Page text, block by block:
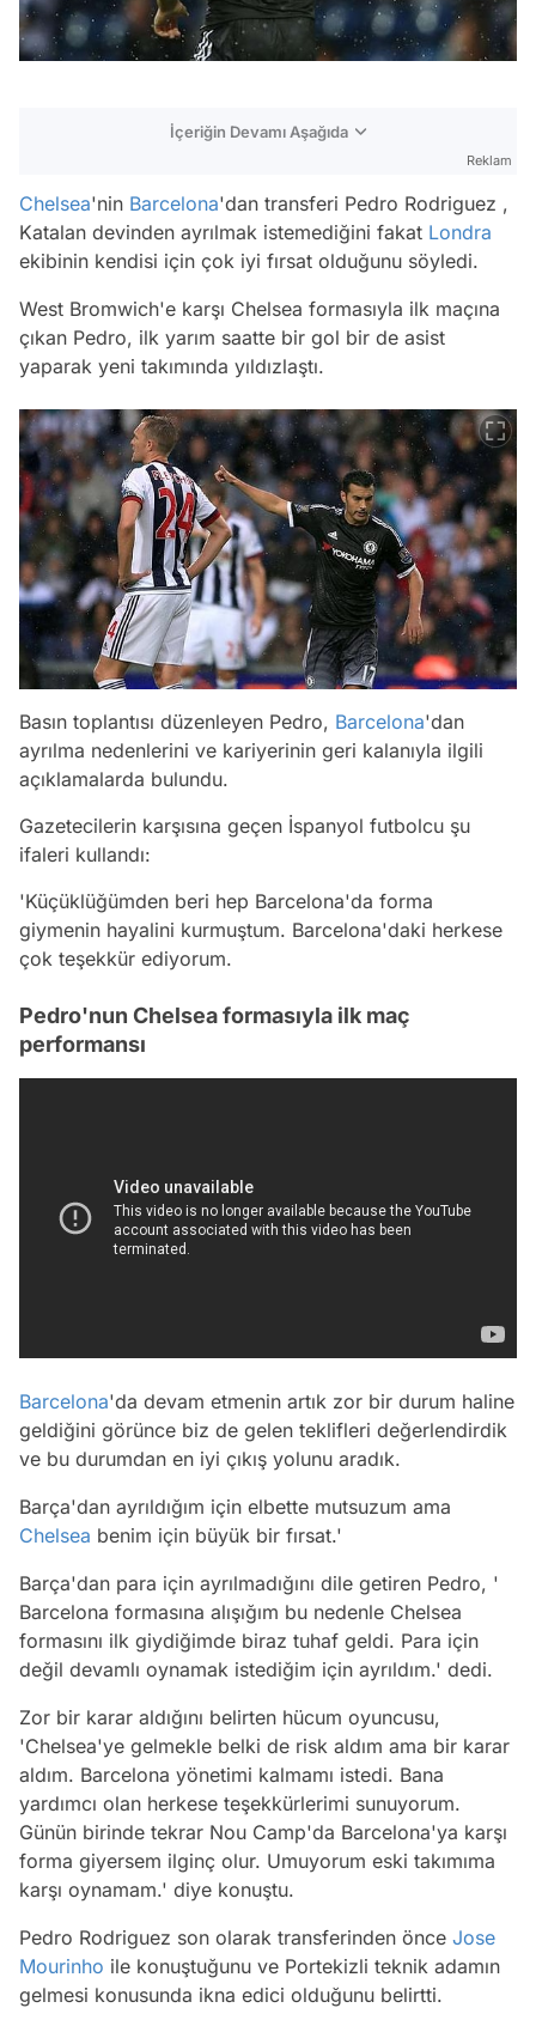
İçeriğin Devamı Aşağıda
Reklam
Chelsea'nin Barcelona'dan transferi Pedro Rodriguez ,
Katalan devinden ayrılmak istemediğini fakat Londra
ekibinin kendisi için çok iyi fırsat olduğunu söyledi.
West Bromwich'e karşı Chelsea formasıyla ilk maçına
çıkan Pedro, ilk yarım saatte bir gol bir de asist
yaparak yeni takımında yıldızlaştı.
Basın toplantısı düzenleyen Pedro, Barcelona'dan
ayrılma nedenlerini ve kariyerinin geri kalanıyla ilgili
açıklamalarda bulundu.
Gazetecilerin karşısına geçen İspanyol futbolcu şu
ifaleri kullandı:
'Küçüklüğümden beri hep Barcelona'da forma
giymenin hayalini kurmuştum. Barcelona'daki herkese
çok teşekkür ediyorum.
Pedro'nun Chelsea formasıyla ilk maç
performansı
Barcelona'da devam etmenin artık zor bir durum haline
geldiğini görünce biz de gelen teklifleri değerlendirdik
ve bu durumdan en iyi çıkış yolunu aradık.
Barça'dan ayrıldığım için elbette mutsuzum ama
Chelsea benim için büyük bir fırsat.'
Barça'dan para için ayrılmadığını dile getiren Pedro, '
Barcelona formasına alışığım bu nedenle Chelsea
formasını ilk giydiğimde biraz tuhaf geldi. Para için
değil devamlı oynamak istediğim için ayrıldım.' dedi.
Zor bir karar aldığını belirten hücum oyuncusu,
'Chelsea'ye gelmekle belki de risk aldım ama bir karar
aldım. Barcelona yönetimi kalmamı istedi. Bana
yardımcı olan herkese teşekkürlerimi sunuyorum.
Günün birinde tekrar Nou Camp'da Barcelona'ya karşı
forma giyersem ilginç olur. Umuyorum eski takımıma
karşı oynamam.' diye konuştu.
Pedro Rodriguez son olarak transferinden önce Jose
Mourinho ile konuştuğunu ve Portekizli teknik adamın
gelmesi konusunda ikna edici olduğunu belirtti.